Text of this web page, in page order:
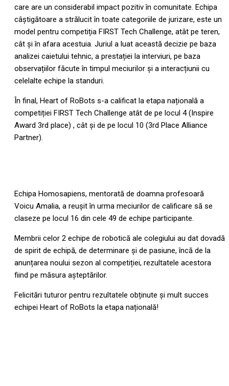
care are un considerabil impact pozitiv în comunitate. Echipa
câștigătoare a strălucit în toate categoriile de jurizare, este un
model pentru competiția FIRST Tech Challenge, atât pe teren,
cât și în afara acestuia. Juriul a luat această decizie pe baza
analizei caietului tehnic, a prestației la interviuri, pe baza
observațiilor făcute în timpul meciurilor și a interacțiunii cu
celelalte echipe la standuri.
În final, Heart of RoBots s-a calificat la etapa națională a
competiției FIRST Tech Challenge atât de pe locul 4 (Inspire
Award 3rd place) , cât și de pe locul 10 (3rd Place Alliance
Partner).
Echipa Homosapiens, mentorată de doamna profesoară
Voicu Amalia, a reușit în urma meciurilor de calificare să se
claseze pe locul 16 din cele 49 de echipe participante.
Membrii celor 2 echipe de robotică ale colegiului au dat dovadă
de spirit de echipă, de determinare și de pasiune, încă de la
anunțarea noului sezon al competiției, rezultatele acestora
fiind pe măsura așteptărilor.
Felicitări tuturor pentru rezultatele obținute și mult succes
echipei Heart of RoBots la etapa națională!